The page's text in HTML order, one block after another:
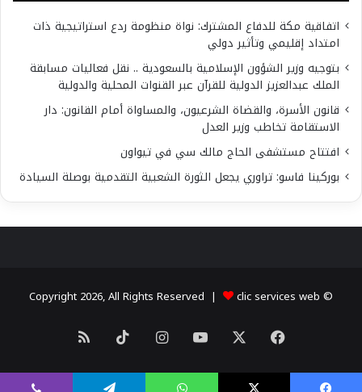
اتفاقية مكة للدفاع المشترك: نواة منظومة ردع استراتيجية ذات
امتداد إقليمي وتأثير دولي
بتوجيه وزير الشؤون الإسلامية بالسعودية .. نقل فعاليات مسابقة
الملك عبدالعزيز الدولية للقرآن عبر القنوات المحلية والدولية
قانون الأسرة، والقضاة الشرعيون، والمساواة أمام القانون: دار
الاستقامة تخاطب وزير العدل
افتتاح مستشفى الحاج مالك سي في تيواون
بوركينا فاسو: تراوري يجعل الثورة الشعبية التقدمية بوصلة السيادة
© Copyright 2026, All Rights Reserved |
clic services web
فيسبوك يوتيوبانستقرام ‫TikTokملخص
الموقع